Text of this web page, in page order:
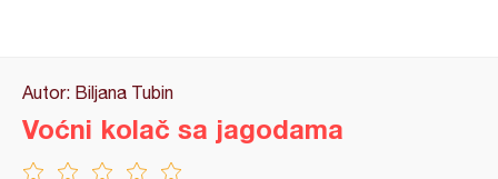
Autor: Biljana Tubin
Voćni kolač sa jagodama